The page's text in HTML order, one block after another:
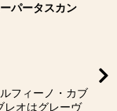
パータスカン
ィーノ・カブ
レオはグレーヴ